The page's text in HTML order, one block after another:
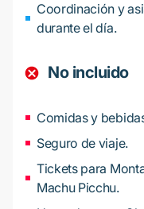
Coordinación y
durante el día.
No incluido
Comidas y
Seguro de viaje.
Tickets para
Machu Picchu.